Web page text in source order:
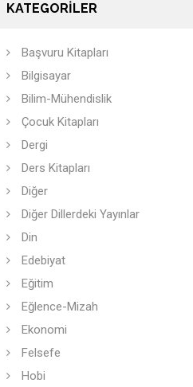
KATEGORİLER
Başvuru Kitapları
Bilgisayar
Bilim-Mühendislik
Çocuk Kitapları
Dergi
Ders Kitapları
Diğer
Diğer Dillerdeki Yayınlar
Din
Edebiyat
Eğitim
Eğlence-Mizah
Ekonomi
Felsefe
Hobi